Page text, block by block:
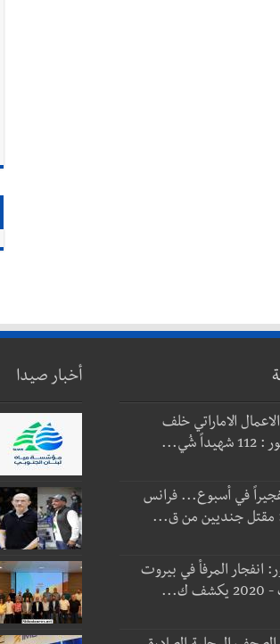
الاماراتي خلف
شُي...
تفجيراً في أسبوع... فرانس
مقتل جنديين من ق...
انفجار المرفأ في بيروت
أخبار صيدا